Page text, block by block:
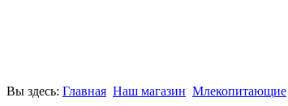
Вы здесь: Главная Наш магазин Млекопитающие